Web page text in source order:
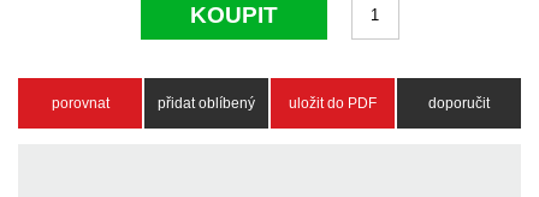
KOUPIT
porovnat přidat oblíbený uložit do PDF doporučit